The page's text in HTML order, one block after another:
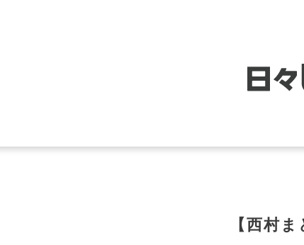
【西村